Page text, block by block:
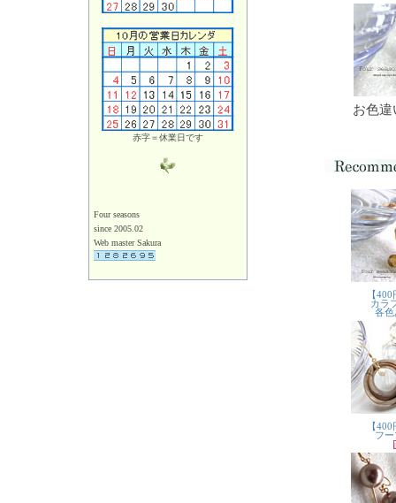
赤字＝休業日です
Four seasons
since 2005.02
Web master Sakura
お色